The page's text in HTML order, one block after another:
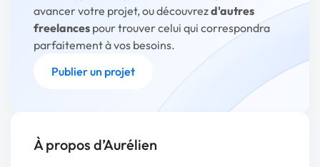
avancer votre projet, ou découvrezd'autres
freelances pour trouver celui qui correspondra
parfaitement à vos besoins.
Publier un projet
À propos d’Aurélien